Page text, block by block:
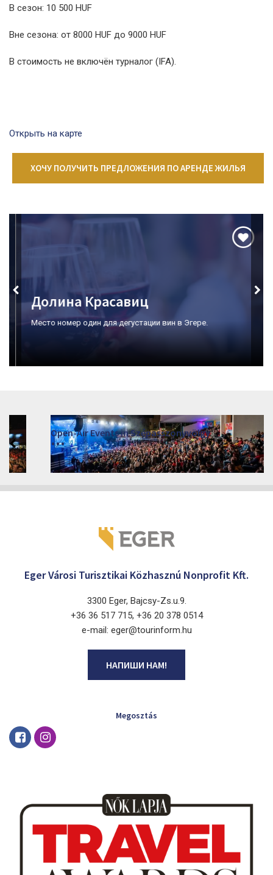
В сезон: 10 500 HUF
Вне сезона: от 8000 HUF до 9000 HUF
В стоимость не включён турналог (IFA).
Открыть на карте
ХОЧУ ПОЛУЧИТЬ ПРЕДЛОЖЕНИЯ ПО АРЕНДЕ ЖИЛЬЯ
Долина Красавиц
Место номер один для дегустации вин в Эгере.
Open-Air Events in Szépasszonyvölgy
2026. június 19. - 2026. augusztus 28.
Márai Központ, Eger 3300, Szépasszony-völgy 35.
Eger Városi Turisztikai Közhasznú Nonprofit Kft.
3300 Eger, Bajcsy-Zs.u.9.
+36 36 517 715, +36 20 378 0514
e-mail: eger@tourinform.hu
НАПИШИ НАМ!
Megosztás